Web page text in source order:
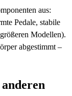
aus:
Pedale, stabile
Modellen).
abgestimmt –